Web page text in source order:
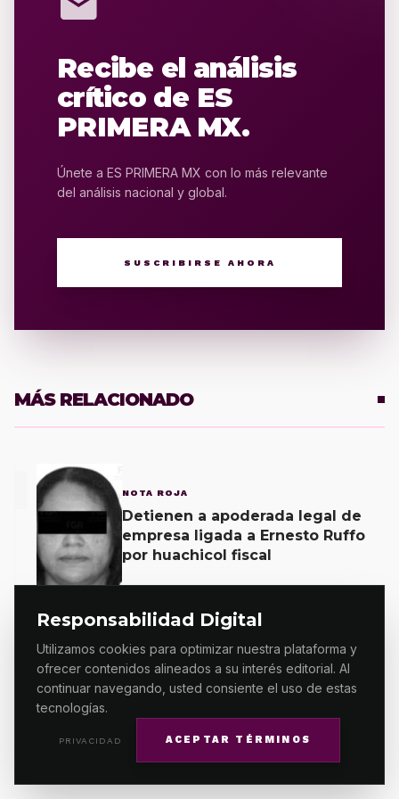
Responsabilidad Digital
Utilizamos cookies para optimizar nuestra plataforma y
ofrecer contenidos alineados a su interés editorial. Al
continuar navegando, usted consiente el uso de estas
tecnologías.
PRIVACIDAD ACEPTAR TÉRMINOS
Recibe el análisis
crítico de ES
PRIMERA MX.
Únete a ES PRIMERA MX con lo más relevante
del análisis nacional y global.
SUSCRIBIRSE AHORA
MÁS RELACIONADO
NOTA ROJA
Detienen a apoderada legal de
empresa ligada a Ernesto Ruffo
por huachicol fiscal
2 DESTACADO
Gobierno federal registra
Oaxaca; 11 carpetas se mantienen
por feminicidio